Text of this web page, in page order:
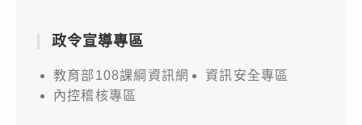
政令宣導專區
教育部108課綱資訊網
資訊安全專區
內控稽核專區